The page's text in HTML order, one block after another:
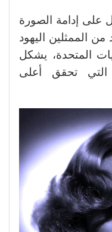
على إدامة الصورة
من الممثلين اليهود
المتحدة، يشكل
التي تحقق أعلى